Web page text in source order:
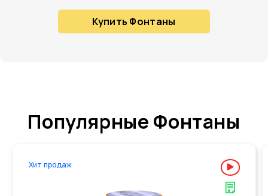
Купить Фонтаны
Популярные Фонтаны
Хит продаж